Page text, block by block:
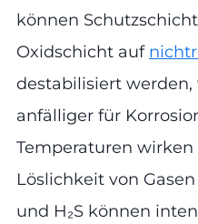
können
Oxidschicht auf
destabilisiert
anfälliger für
Temperaturen
Löslichkeit von Gasen
und H₂S können